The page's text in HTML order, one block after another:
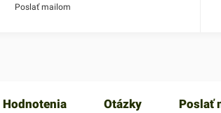
Poslať mailom
Hodnotenia Otázky Poslať